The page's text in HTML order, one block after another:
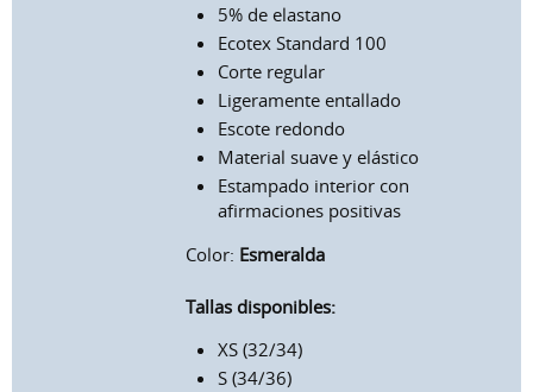
5% de elastano
Ecotex Standard 100
Corte regular
Ligeramente entallado
Escote redondo
Material suave y elástico
Estampado interior con
afirmaciones positivas
Color: Esmeralda
Tallas disponibles:
XS (32/34)
S (34/36)